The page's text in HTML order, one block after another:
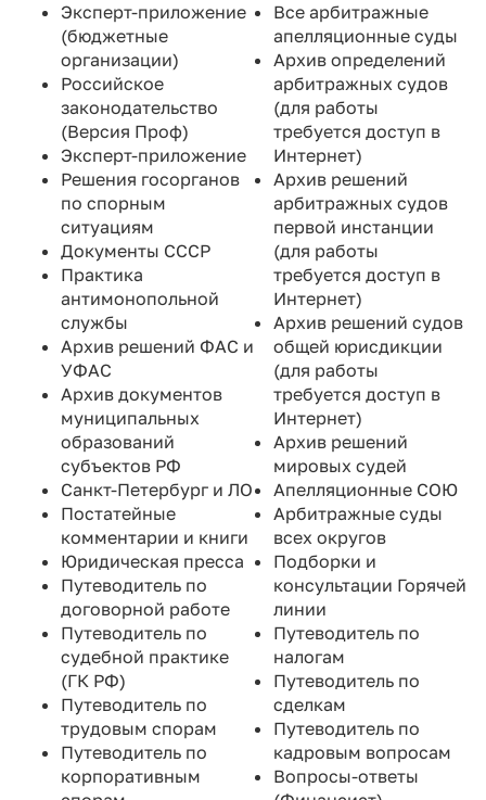
Эксперт-приложение
(бюджетные
организации)
Российское
законодательство
(Версия Проф)
Эксперт-приложение
Решения госорганов
по спорным
ситуациям
Документы СССР
Практика
антимонопольной
службы
Архив решений ФАС и
УФАС
Архив документов
муниципальных
образований
субъектов РФ
Санкт-Петербург и ЛО
Постатейные
комментарии и книги
Юридическая пресса
Путеводитель по
договорной работе
Путеводитель по
судебной практике
(ГК РФ)
Путеводитель по
трудовым спорам
Путеводитель по
корпоративным
Все арбитражные
апелляционные суды
Архив определений
арбитражных судов
(для работы
требуется доступ в
Интернет)
Архив решений
арбитражных судов
первой инстанции
(для работы
требуется доступ в
Интернет)
Архив решений судов
общей юрисдикции
(для работы
требуется доступ в
Интернет)
Архив решений
мировых судей
Апелляционные СОЮ
Арбитражные суды
всех округов
Подборки и
консультации Горячей
линии
Путеводитель по
налогам
Путеводитель по
сделкам
Путеводитель по
кадровым вопросам
Вопросы-ответы